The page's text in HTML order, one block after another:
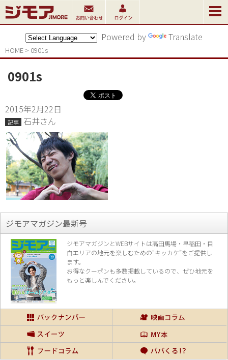
Powered by Translate
HOME > 0901s
0901s
2015年2月22日
記事 石井さん
ジモアマガジン最新号
ジモアマガジンとWEBサイトは高田馬場・早稲田・目
白エリアの地元を楽しむための“キッカケ”をご提供し
ます。
お得なクーポンも多数掲載しているので、 ぜひ地元を
もっと楽しんでください。